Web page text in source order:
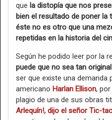
que la distopía que nos
bien el resultado de poner la
éste no es otro que una
repetidas en la historia del
Según he podido leer por la
puede que no sea tan
ser que existe una demanda
americano Harlan Ellison,
plagio de una de sus obras
Arlequín!, dijo el señor Tic-